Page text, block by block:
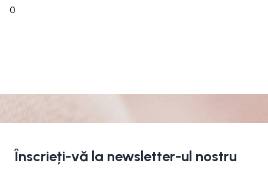
0
Înscrieți-vă la newsletter-ul nostru